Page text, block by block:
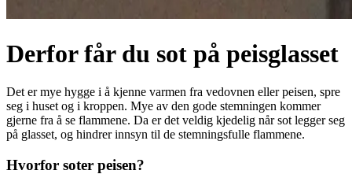
Derfor får du sot på peisglasset
Det er mye hygge i å kjenne varmen fra vedovnen eller peisen, spre
seg i huset og i kroppen. Mye av den gode stemningen kommer
gjerne fra å se flammene. Da er det veldig kjedelig når sot legger seg
på glasset, og hindrer innsyn til de stemningsfulle flammene.
Hvorfor soter peisen?